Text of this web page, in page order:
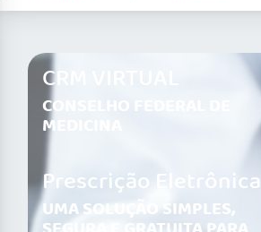
CRM VIRTUAL
CONSELHO FEDERAL DE
MEDICINA
Prescrição Eletrônica
UMA SOLUÇÃO SIMPLES,